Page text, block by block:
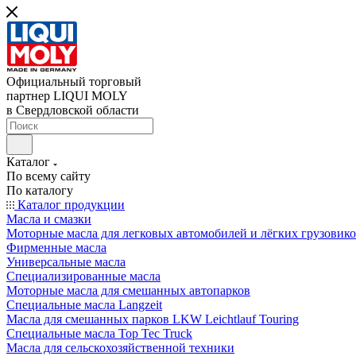
Официальный торговый
партнер LIQUI MOLY
в Свердловской области
Каталог
По всему сайту
По каталогу
Каталог продукции
Масла и смазки
Моторные масла для легковых автомобилей и лёгких
Фирменные масла
Универсальные масла
Специализированные масла
Моторные масла для смешанных автопарков
Специальные масла Langzeit
Масла для смешанных парков LKW Leichtlauf Touring
Специальные масла Top Tec Truck
Масла для сельскохозяйственной техники